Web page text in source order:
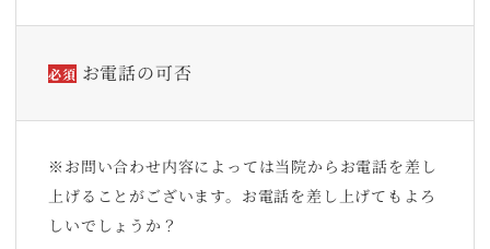
必須お電話の可否
※お問い合わせ内容によっては当院からお電話を差し
上げることがございます。お電話を差し上げてもよろ
しいでしょうか？